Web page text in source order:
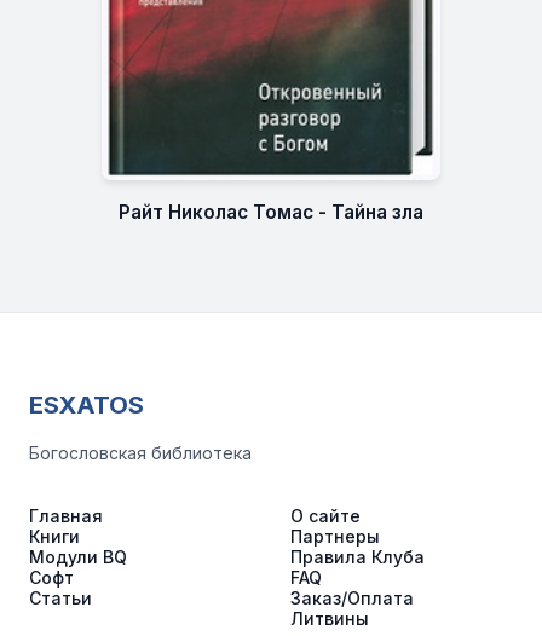
Райт Николас Томас - Тайна зла
ESXATOS
Богословская библиотека
Главная
Книги
Модули BQ
Софт
Статьи
О сайте
Партнеры
Правила Клуба
FAQ
Заказ/Оплата
Литвины